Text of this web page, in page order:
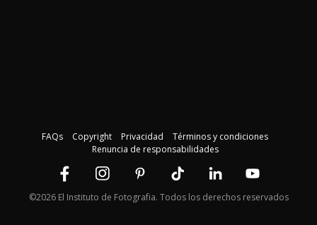
FAQs Copyright Privacidad
Términos y condiciones
Renuncia de responsabilidades
©2026 El Instituto de Fotografia. Todos los derechos reservados